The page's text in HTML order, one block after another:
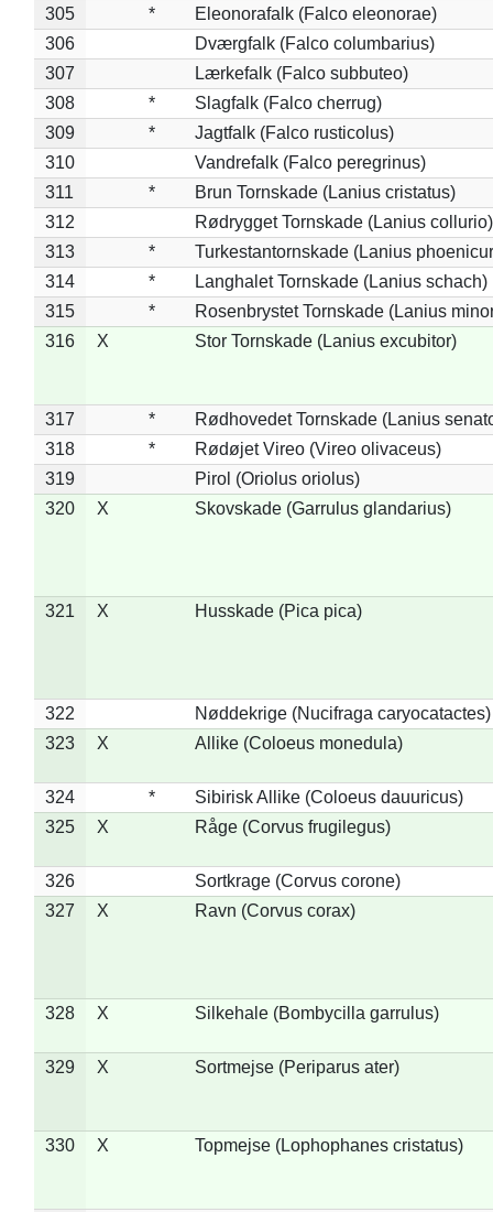
305
*
Eleonorafalk (Falco eleonorae)
306
Dværgfalk (Falco columbarius)
307
Lærkefalk (Falco subbuteo)
308
*
Slagfalk (Falco cherrug)
309
*
Jagtfalk (Falco rusticolus)
310
Vandrefalk (Falco peregrinus)
311
*
Brun Tornskade (Lanius cristatus)
312
Rødrygget Tornskade (Lanius collurio)
313
*
Turkestantornskade (Lanius
314
*
Langhalet Tornskade (Lanius schach)
315
*
Rosenbrystet Tornskade (Lanius
316
X Stor Tornskade (Lanius excubitor)
317 *
Rødhovedet Tornskade (Lanius
318
*
Rødøjet Vireo (Vireo olivaceus)
319
Pirol (Oriolus oriolus)
320
X Skovskade (Garrulus glandarius)
321 X Husskade (Pica pica)
322
Nøddekrige (Nucifraga caryocatactes)
323
X Allike (Coloeus monedula)
324 *
Sibirisk Allike (Coloeus dauuricus)
325
X Råge (Corvus frugilegus)
326
Sortkrage (Corvus corone)
327
X Ravn (Corvus corax)
328 X Silkehale (Bombycilla garrulus)
329 X Sortmejse (Periparus ater)
330 X Topmejse (Lophophanes cristatus)